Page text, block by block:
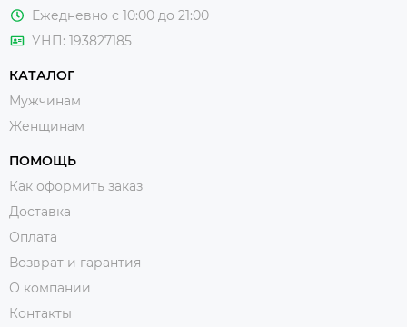
Ежедневно с 10:00 до 21:00
УНП: 193827185
КАТАЛОГ
Мужчинам
Женщинам
ПОМОЩЬ
Как оформить заказ
Доставка
Оплата
Возврат и гарантия
О компании
Контакты